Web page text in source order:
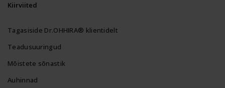
Kiirviited
Tagasiside Dr.OHHIRA® klientidelt
Teadusuuringud
Mõistete sõnastik
Auhinnad